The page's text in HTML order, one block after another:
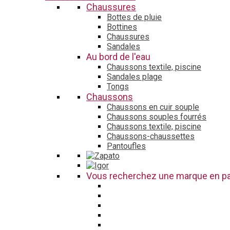
Chaussures
Bottes de pluie
Bottines
Chaussures
Sandales
Au bord de l'eau
Chaussons textile, piscine
Sandales plage
Tongs
Chaussons
Chaussons en cuir souple
Chaussons souples fourrés
Chaussons textile, piscine
Chaussons-chaussettes
Pantoufles
Vous recherchez une marque en